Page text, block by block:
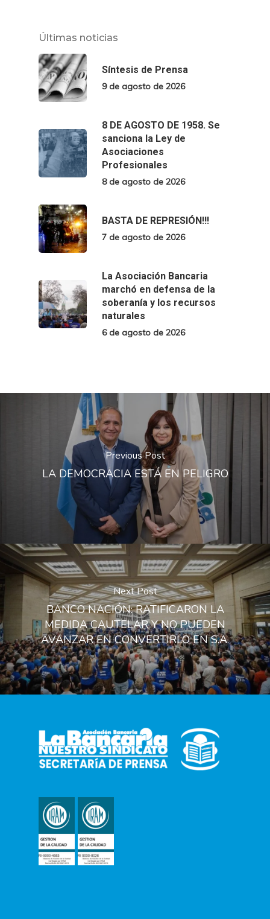
Últimas noticias
Síntesis de Prensa
9 de agosto de 2026
8 DE AGOSTO DE 1958. Se
sanciona la Ley de
Asociaciones
Profesionales
8 de agosto de 2026
BASTA DE REPRESIÓN!!!
7 de agosto de 2026
La Asociación Bancaria
marchó en defensa de la
soberanía y los recursos
naturales
6 de agosto de 2026
Previous Post
LA DEMOCRACIA ESTÁ EN PELIGRO
Next Post
BANCO NACIÓN: RATIFICARON LA
MEDIDA CAUTELAR Y NO PUEDEN
AVANZAR EN CONVERTIRLO EN S.A.